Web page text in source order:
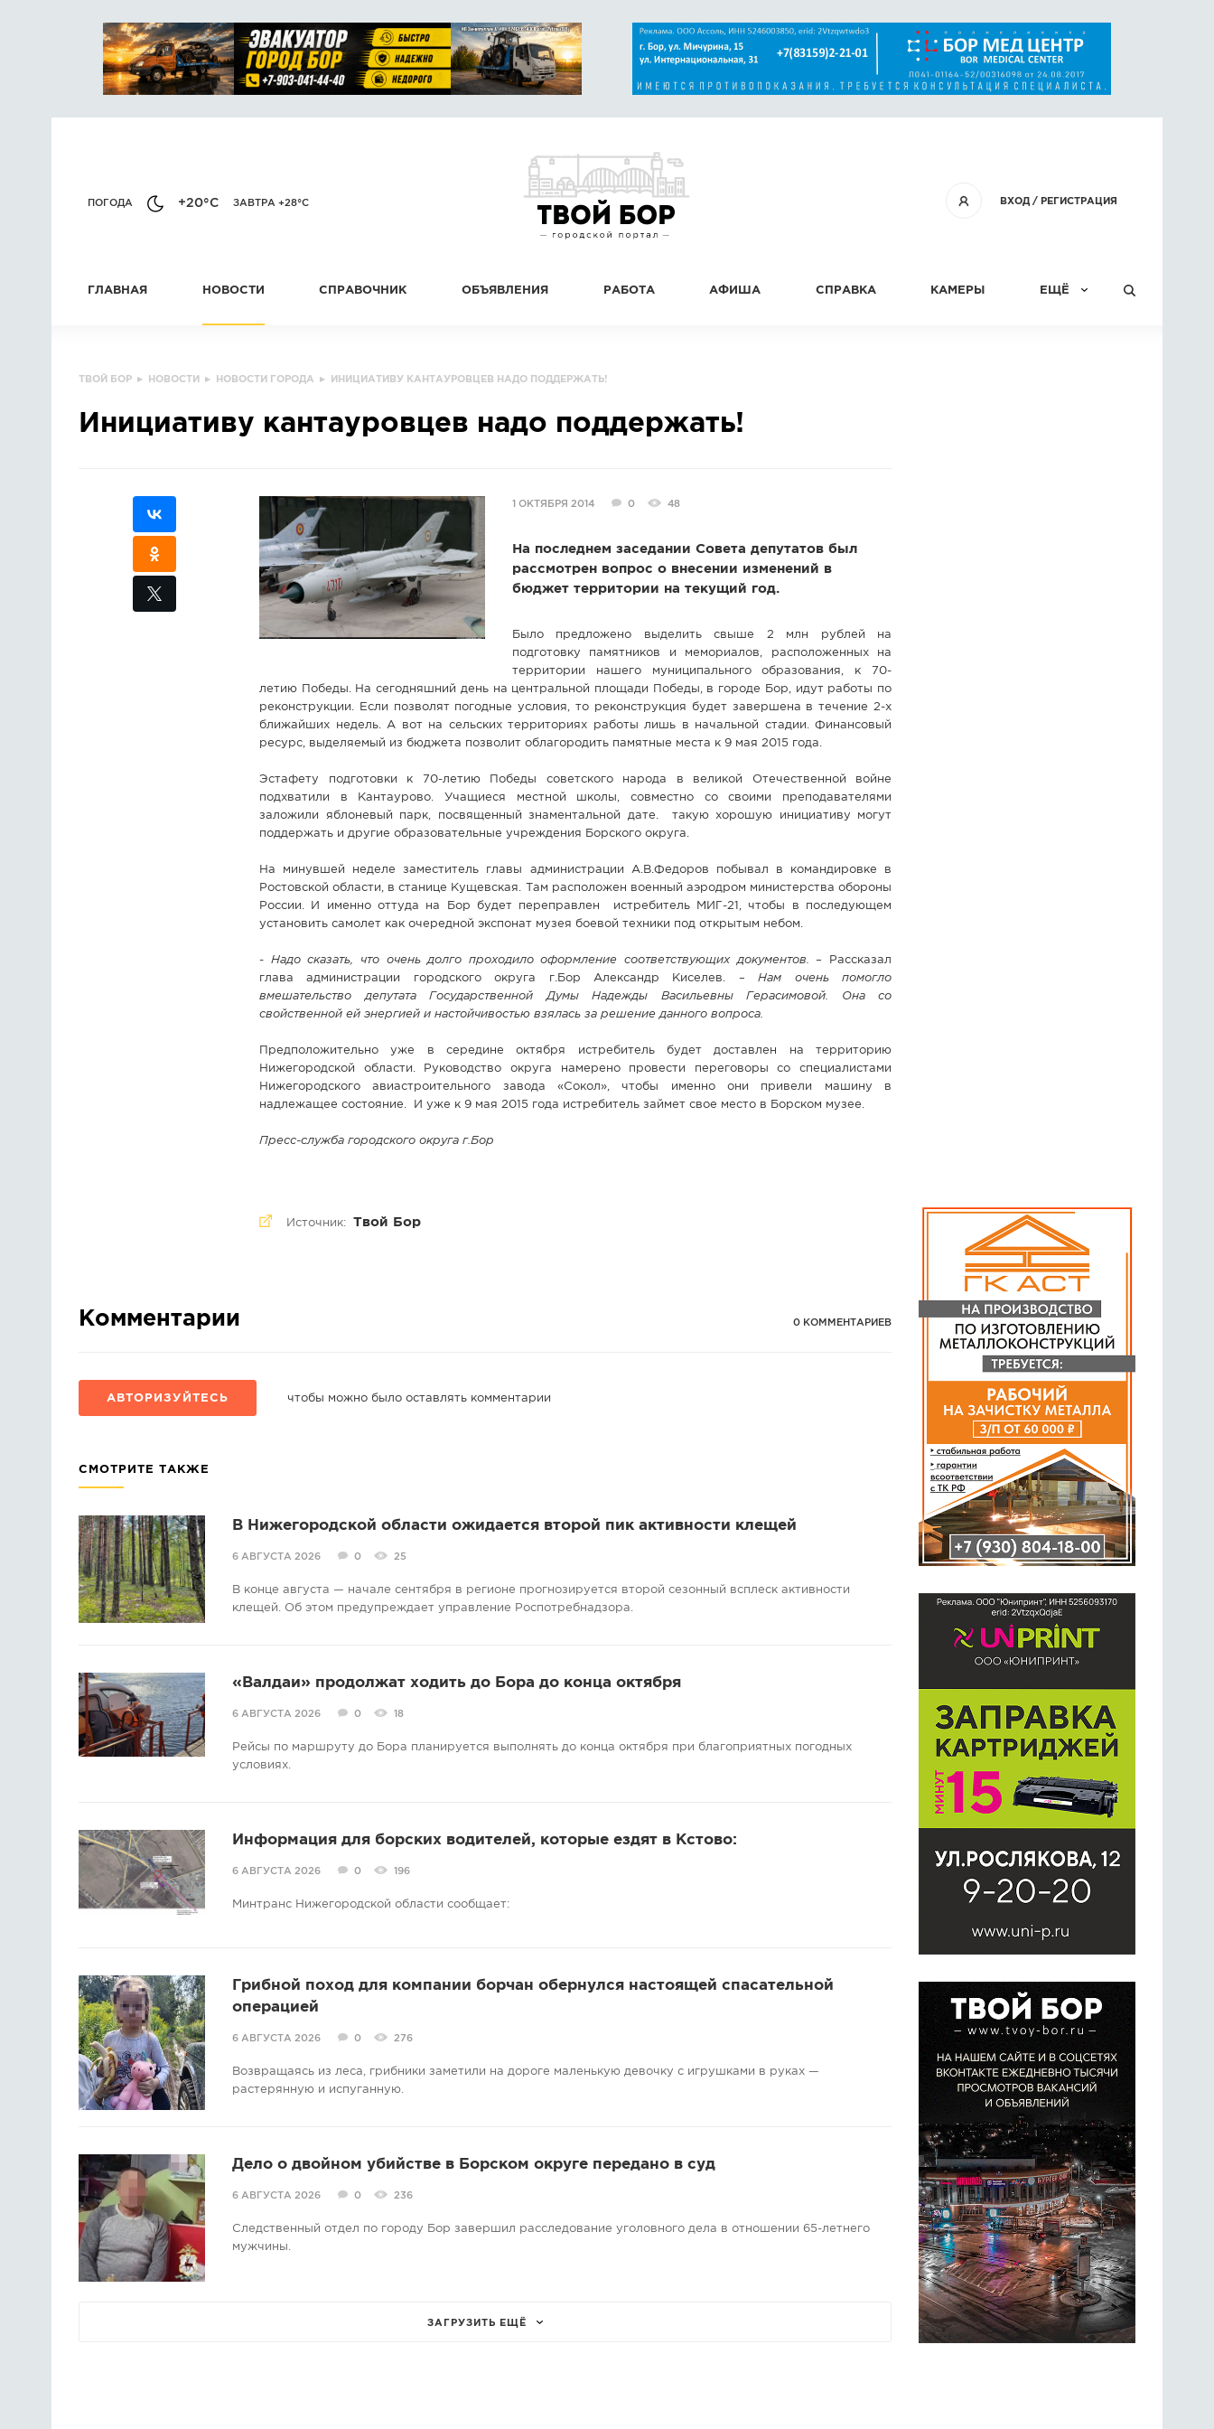
ВХОД/ РЕГИСТРАЦИЯ
ПОГОДА +20°C ЗАВТРА +28°C
ГЛАВНАЯ НОВОСТИ СПРАВОЧНИК ОБЪЯВЛЕНИЯ РАБОТА АФИША СПРАВКА КАМЕРЫ ЕЩЁ
ТВОЙ БОР ▸ НОВОСТИ ▸ НОВОСТИ ГОРОДА ▸ ИНИЦИАТИВУ КАНТАУРОВЦЕВ НАДО ПОДДЕРЖАТЬ!
Инициативу кантауровцев надо поддержать!
1 ОКТЯБРЯ 2014 0 48
На последнем заседании Совета депутатов был
рассмотрен вопрос о внесении изменений в
бюджет территории на текущий год.
Было предложено выделить свыше 2 млн рублей на
подготовку памятников и мемориалов, расположенных на
территории нашего муниципального образования, к 70-
летию Победы. На сегодняшний день на центральной площади Победы, в городе Бор, идут работы по
реконструкции. Если позволят погодные условия, то реконструкция будет завершена в течение 2-х
ближайших недель. А вот на сельских территориях работы лишь в начальной стадии. Финансовый
ресурс, выделяемый из бюджета позволит облагородить памятные места к 9 мая 2015 года.
Эстафету подготовки к 70-летию Победы советского народа в великой Отечественной войне
подхватили в Кантаурово. Учащиеся местной школы, совместно со своими преподавателями
заложили яблоневый парк, посвященный знаментальной дате. такую хорошую инициативу могут
поддержать и другие образовательные учреждения Борского округа.
На минувшей неделе заместитель главы администрации А.В.Федоров побывал в командировке в
Ростовской области, в станице Кущевская. Там расположен военный аэродром министерства обороны
России. И именно оттуда на Бор будет переправлен истребитель МИГ-21, чтобы в последующем
установить самолет как очередной экспонат музея боевой техники под открытым небом.
- Надо сказать, что очень долго проходило оформление соответствующих документов. – Рассказал
глава администрации городского округа г.Бор Александр Киселев. –Нам очень помогло
вмешательство депутата Государственной Думы Надежды Васильевны Герасимовой. Она со
свойственной ей энергией и настойчивостью взялась за решение данного вопроса.
Предположительно уже в середине октября истребитель будет доставлен на территорию
Нижегородской области. Руководство округа намерено провести переговоры со специалистами
Нижегородского авиастроительного завода «Сокол», чтобы именно они привели машину в
надлежащее состояние. И уже к 9 мая 2015 года истребитель займет свое место в Борском музее.
Пресс-служба городского округа г.Бор
Источник: Твой Бор
Комментарии 0 КОММЕНТАРИЕВ
АВТОРИЗУЙТЕСЬ чтобы можно было оставлять комментарии
СМОТРИТЕ ТАКЖЕ
В Нижегородской области ожидается второй пик активности клещей
6 АВГУСТА 2026 0 25
В конце августа — начале сентября в регионе прогнозируется второй сезонный всплеск активности
клещей. Об этом предупреждает управление Роспотребнадзора.
«Валдаи» продолжат ходить до Бора до конца октября
6 АВГУСТА 2026 0 18
Рейсы по маршруту до Бора планируется выполнять до конца октября при благоприятных погодных
условиях.
Информация для борских водителей, которые ездят в Кстово:
6 АВГУСТА 2026 0 196
Минтранс Нижегородской области сообщает:
Грибной поход для компании борчан обернулся настоящей спасательной
операцией
6 АВГУСТА 2026 0 276
Возвращаясь из леса, грибники заметили на дороге маленькую девочку с игрушками в руках —
растерянную и испуганную.
Дело о двойном убийстве в Борском округе передано в суд
6 АВГУСТА 2026 0 236
Следственный отдел по городу Бор завершил расследование уголовного дела в отношении 65-летнего
мужчины.
ЗАГРУЗИТЬ ЕЩЁ